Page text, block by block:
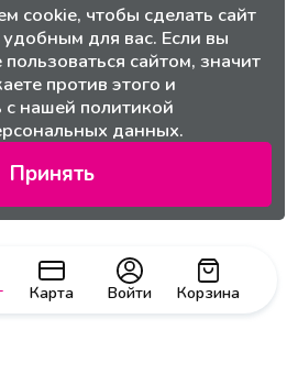
Карта Корзина
Войти
cookie, чтобы сделать сайт
для вас. Если вы
сайтом, значит
против этого и
с нашей политикой
данных.
Принять